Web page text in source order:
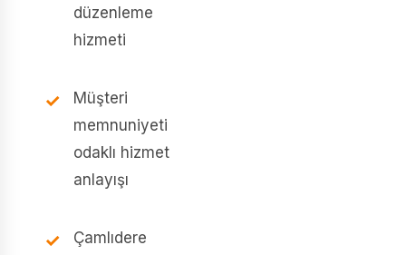
düzenleme
hizmeti
Müşteri
memnuniyeti
odaklı hizmet
anlayışı
Çamlıdere